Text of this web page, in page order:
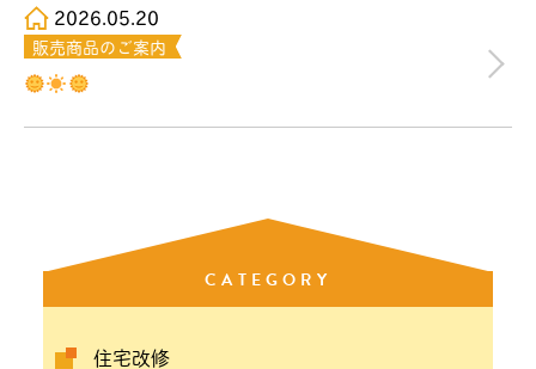
CATEGORY
住宅改修
2026.05.20
販売商品のご案内